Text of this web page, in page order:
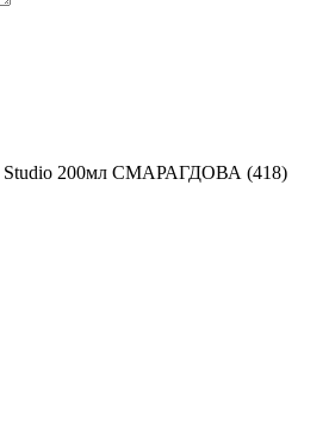
Studio 200мл СМАРАГДОВА (418)